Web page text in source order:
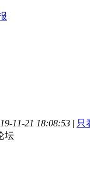
11-21 18:08:53 | 只
坛